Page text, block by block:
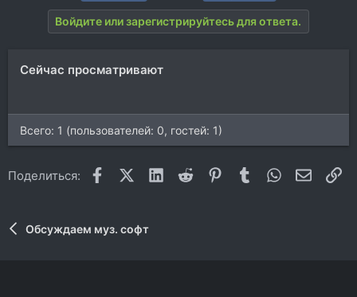
Войдите или зарегистрируйтесь для ответа.
Сейчас просматривают
Всего: 1 (пользователей: 0, гостей: 1)
Поделиться: FacebookX (Twitter)
LinkedIn
Reddit Pinterest
Tumblr WhatsApp
Обсуждаем муз. софт